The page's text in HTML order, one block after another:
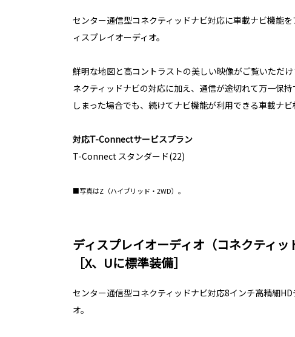
センター通信型コネクティッドナビ対応に車載ナビ機能
ィスプレイオーディオ。
鮮明な地図と高コントラストの美しい映像がご覧いただ
ネクティッドナビの対応に加え、通信が途切れて万一保
しまった場合でも、続けてナビ機能が利用できる車載ナビ
対応T-Connectサービスプラン
T-Connect スタンダード(22)
■写真はZ（ハイブリッド・2WD）。
ディスプレイオーディオ（コネクティッ
［X、Uに標準装備］
センター通信型コネクティッドナビ対応8インチ高精細HD
オ。